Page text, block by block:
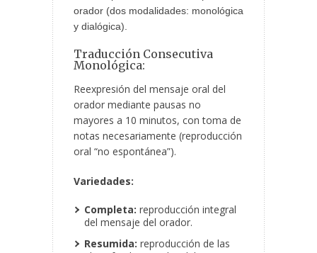
orador (dos modalidades: monológica
y dialógica).
Traducción Consecutiva
Monológica:
Reexpresión del mensaje oral del
orador mediante pausas no
mayores a 10 minutos, con toma de
notas necesariamente (reproducción
oral “no espontánea”).
Variedades:
Completa: reproducción integral
del mensaje del orador.
Resumida: reproducción de las